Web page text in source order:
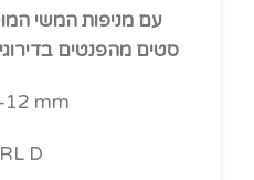
עם מניפות המשי
סטים מהפנטים
12 mm
D